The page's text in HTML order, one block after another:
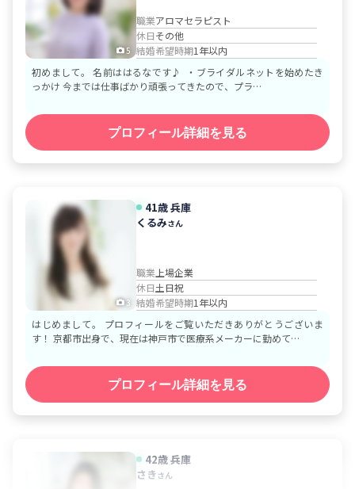
5
職業アロマセラピスト
休日その他
結婚希望時期1年以内
初めまして。 名前ははるなです♪ ・ブライダルネットを始めたき
っかけ 今までは仕事ばかり頑張ってきたので、プラ…
プロフィール詳細を見る
3
41歳兵庫
くるみさん
職業 上場企業
休日土日祝
結婚希望時期1年以内
はじめまして。 プロフィールをご覧いただきありがとうございま
す！ 京都市出身で、現在は神戸市で医療系メーカーに勤めて…
プロフィール詳細を見る
42歳兵庫
さき さん